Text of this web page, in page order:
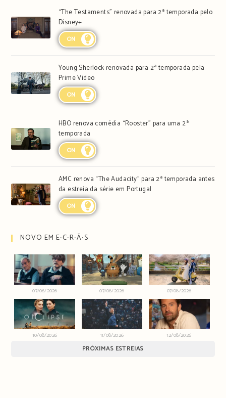
“The Testaments” renovada para 2ª temporada pelo
Disney+
ON
Young Sherlock renovada para 2ª temporada pela
Prime Video
ON
HBO renova comédia “Rooster” para uma 2ª
temporada
ON
AMC renova “The Audacity” para 2ª temporada antes
da estreia da série em Portugal
ON
NOVO EM E∙C∙R∙Ã∙S
07/08/2026 07/08/2026 07/08/2026
10/08/2026 11/08/2026 12/08/2026
PRÓXIMAS ESTREIAS